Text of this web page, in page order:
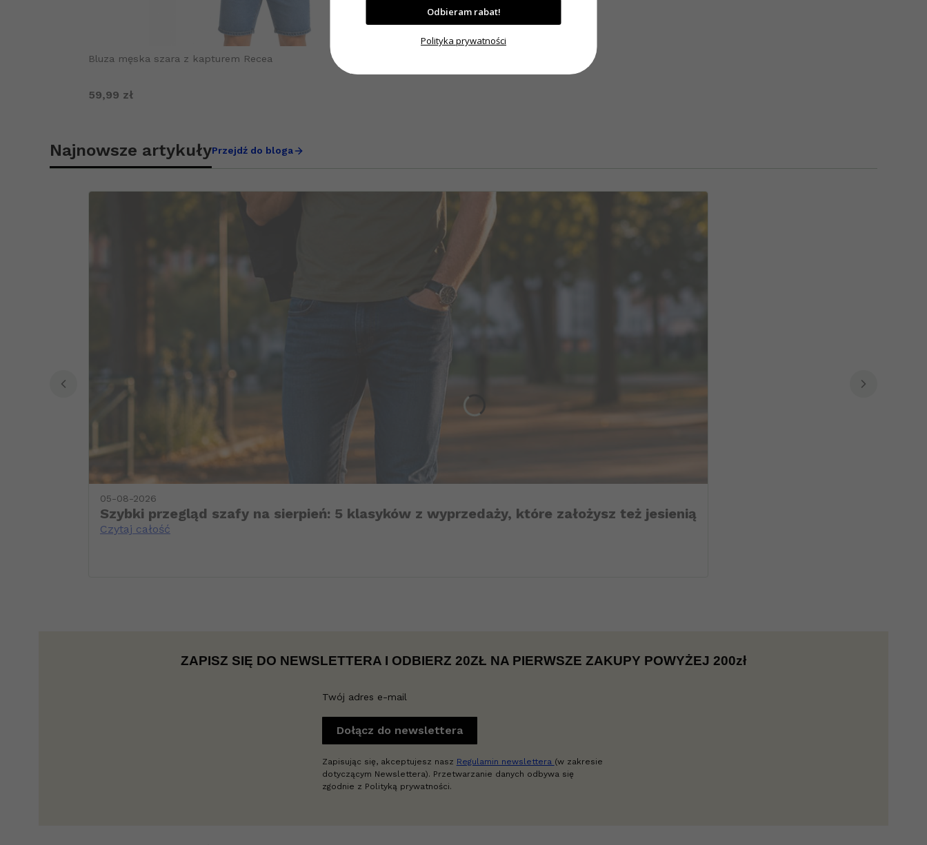
Bluza męska szara z kapturem Recea
Cena
59,99 zł
Najnowsze artykułyPrzejdź do bloga
05-08-2026
Szybki przegląd szafy na sierpień: 5 klasyków z wyprzedaży, które założysz też jesienią
Czytaj całość
ZAPISZ SIĘ DO NEWSLETTERA I ODBIERZ 20ZŁ NA PIERWSZE ZAKUPY POWYŻEJ 200zł
Twój adres e-mail
Dołącz do newslettera
Zapisując się, akceptujesz nasz Regulamin newslettera (w zakresie
dotyczącym Newslettera). Przetwarzanie danych odbywa się
zgodnie z Polityką prywatności.
Odbieram rabat!
Polityka prywatności